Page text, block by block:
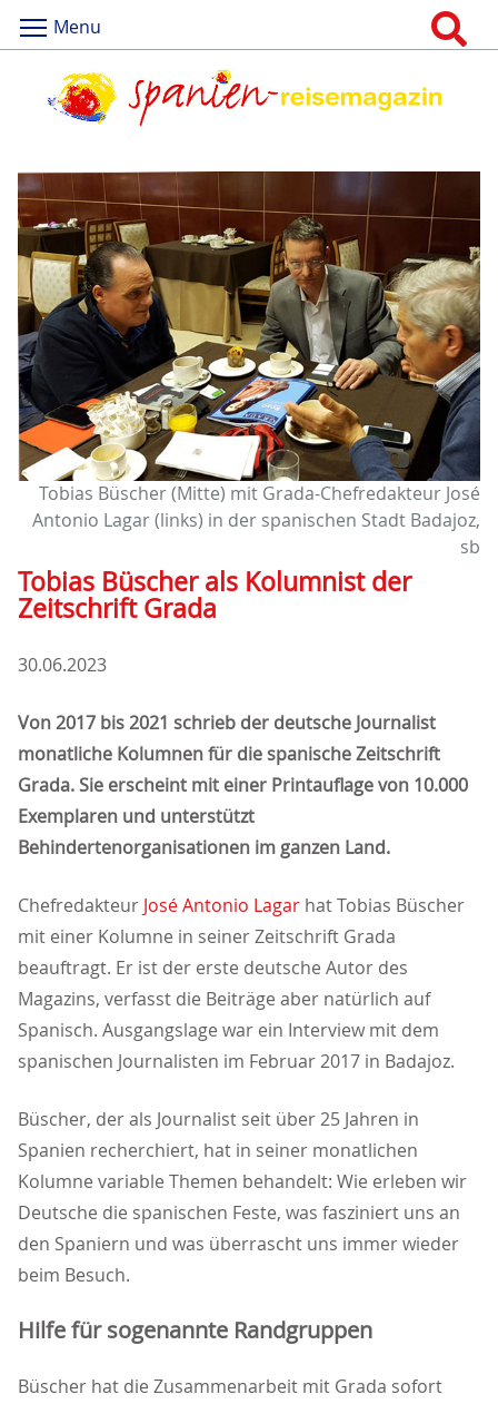
Menu
Tobias Büscher (Mitte) mit Grada-Chefredakteur José
Antonio Lagar (links) in der spanischen Stadt Badajoz,
sb
Tobias Büscher als Kolumnist der
Zeitschrift Grada
30.06.2023
Von 2017 bis 2021 schrieb der deutsche Journalist
monatliche Kolumnen für die spanische Zeitschrift
Grada. Sie erscheint mit einer Printauflage von 10.000
Exemplaren und unterstützt
Behindertenorganisationen im ganzen Land.
Chefredakteur José Antonio Lagar hat Tobias Büscher
mit einer Kolumne in seiner Zeitschrift Grada
beauftragt. Er ist der erste deutsche Autor des
Magazins, verfasst die Beiträge aber natürlich auf
Spanisch. Ausgangslage war ein Interview mit dem
spanischen Journalisten im Februar 2017 in Badajoz.
Büscher, der als Journalist seit über 25 Jahren in
Spanien recherchiert, hat in seiner monatlichen
Kolumne variable Themen behandelt: Wie erleben wir
Deutsche die spanischen Feste, was fasziniert uns an
den Spaniern und was überrascht uns immer wieder
beim Besuch.
Hilfe für sogenannte Randgruppen
Büscher hat die Zusammenarbeit mit Grada sofort